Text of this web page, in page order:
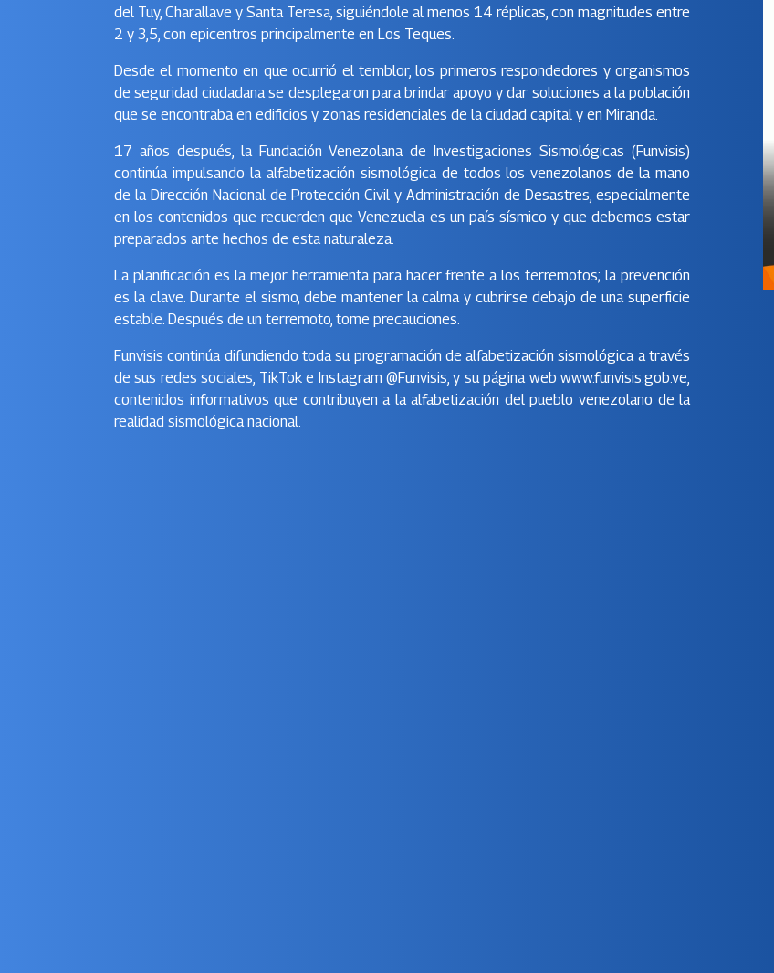
del Tuy, Charallave y Santa Teresa, siguiéndole al menos 14 réplicas, con magnitudes entre
2 y 3,5, con epicentros principalmente en Los Teques.
Desde el momento en que ocurrió el temblor, los primeros respondedores y organismos
de seguridad ciudadana se desplegaron para brindar apoyo y dar soluciones a la población
que se encontraba en edificios y zonas residenciales de la ciudad capital y en Miranda.
17 años después, la Fundación Venezolana de Investigaciones Sismológicas (Funvisis)
continúa impulsando la alfabetización sismológica de todos los venezolanos de la mano
de la Dirección Nacional de Protección Civil y Administración de Desastres, especialmente
en los contenidos que recuerden que Venezuela es un país sísmico y que debemos estar
preparados ante hechos de esta naturaleza.
La planificación es la mejor herramienta para hacer frente a los terremotos; la prevención
es la clave. Durante el sismo, debe mantener la calma y cubrirse debajo de una superficie
estable. Después de un terremoto, tome precauciones.
Funvisis continúa difundiendo toda su programación de alfabetización sismológica a través
de sus redes sociales, TikTok e Instagram @Funvisis, y su página web www.funvisis.gob.ve,
contenidos informativos que contribuyen a la alfabetización del pueblo venezolano de la
realidad sismológica nacional.